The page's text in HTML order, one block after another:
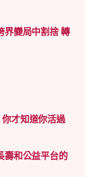
界變局中割捨 轉
才知道你活過
壽和公益平台的